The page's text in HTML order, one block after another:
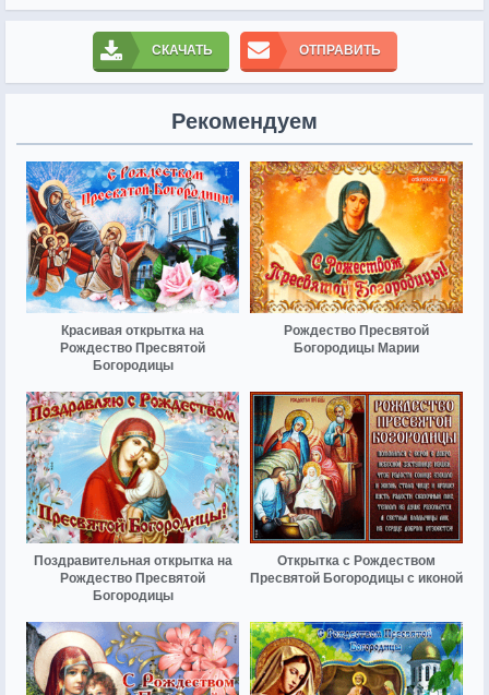
СКАЧАТЬ ОТПРАВИТЬ
Рекомендуем
Красивая открытка на
Рождество Пресвятой
Богородицы
Рождество Пресвятой
Богородицы Марии
Поздравительная открытка на
Рождество Пресвятой
Богородицы
Открытка с Рождеством
Пресвятой Богородицы с иконой